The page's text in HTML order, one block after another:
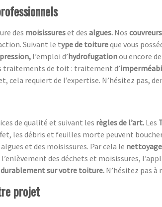
des moisissureset des algues. Nos
Suivant le type de toitureque vous
l’emploi d’hydrofugationou encore de
traitements de toit : traitement d’
cela requiert de l’expertise. N’hésitez pas,
de qualité et suivant les règles de l’art. Les
les débris et feuilles morte peuvent
et des moisissures. Par cela le
des déchets et moisissures,
durablement sur votre toiture. N’hésitez pas
projet